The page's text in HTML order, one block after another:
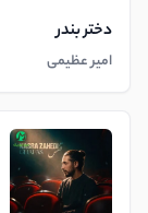
دختر بندر
امیر عظیمی